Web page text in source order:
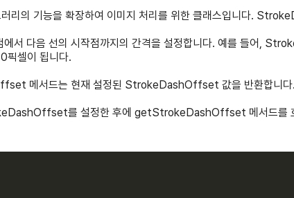
리의 기능을 확장하여 이미지 처리를 위한 클래스입니다.
다음 선의 시작점까지의 간격을 설정합니다. 예를 들어,
픽셀이 됩니다.
메서드는 현재 설정된 StrokeDashOffset 값을 반환합니다.
를 설정한 후에 getStrokeDashOffset 메서드를